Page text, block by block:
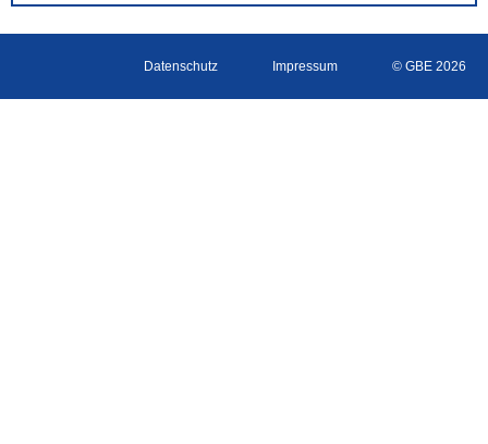
Datenschutz Impressum © GBE 2026